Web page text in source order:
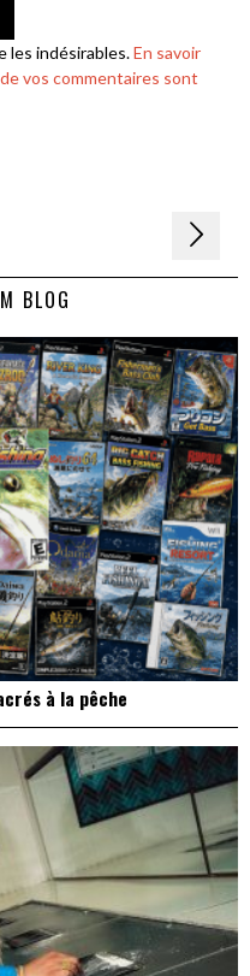
les indésirables.En savoir
vos commentaires sont
BLOG
à la pêche